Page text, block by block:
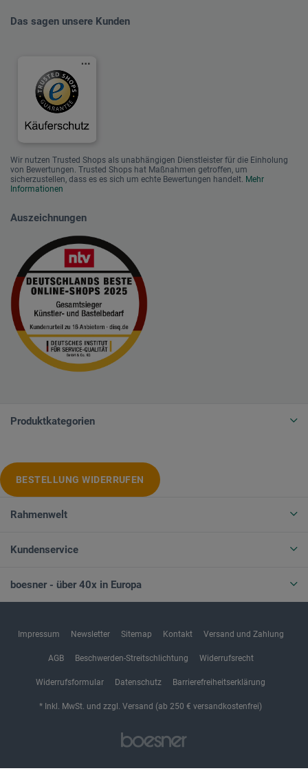
Das sagen unsere Kunden
Wir nutzen Trusted Shops als unabhängigen Dienstleister für die Einholung
von Bewertungen. Trusted Shops hat Maßnahmen getroffen, um
sicherzustellen, dass es es sich um echte Bewertungen handelt. Mehr
Informationen
Auszeichnungen
Produktkategorien
BESTELLUNG WIDERRUFEN
Rahmenwelt
Kundenservice
boesner - über 40x in Europa
Impressum Newsletter Sitemap Kontakt Versand und Zahlung
AGB Beschwerden-Streitschlichtung Widerrufsrecht
Widerrufsformular Datenschutz Barrierefreiheitserklärung
* Inkl. MwSt. und zzgl. Versand (ab 250 € versandkostenfrei)